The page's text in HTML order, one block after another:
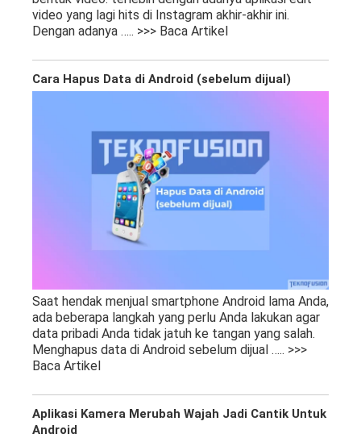
video yang lagi hits di Instagram akhir-akhir ini.
Dengan adanya ….. >>> Baca Artikel
Cara Hapus Data di Android (sebelum dijual)
Saat hendak menjual smartphone Android lama Anda,
ada beberapa langkah yang perlu Anda lakukan agar
data pribadi Anda tidak jatuh ke tangan yang salah.
Menghapus data di Android sebelum dijual ….. >>>
Baca Artikel
Aplikasi Kamera Merubah Wajah Jadi Cantik Untuk
Android